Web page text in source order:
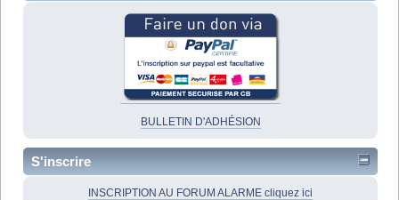
BULLETIN D'ADHÉSION
S'inscrire
INSCRIPTION AU FORUM ALARME cliquez ici